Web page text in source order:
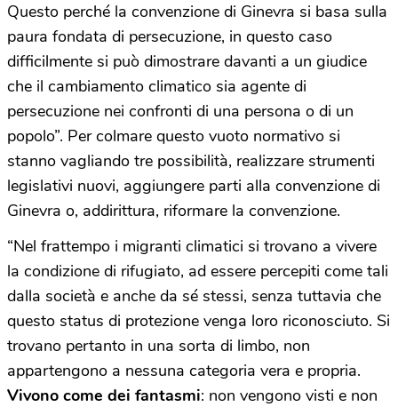
Questo perché la convenzione di Ginevra si basa sulla
paura fondata di persecuzione, in questo caso
difficilmente si può dimostrare davanti a un giudice
che il cambiamento climatico sia agente di
persecuzione nei confronti di una persona o di un
popolo”. Per colmare questo vuoto normativo si
stanno vagliando tre possibilità, realizzare strumenti
legislativi nuovi, aggiungere parti alla convenzione di
Ginevra o, addirittura, riformare la convenzione.
“Nel frattempo i migranti climatici si trovano a vivere
la condizione di rifugiato, ad essere percepiti come tali
dalla società e anche da sé stessi, senza tuttavia che
questo status di protezione venga loro riconosciuto. Si
trovano pertanto in una sorta di limbo, non
appartengono a nessuna categoria vera e propria.
Vivono come dei fantasmi: non vengono visti e non